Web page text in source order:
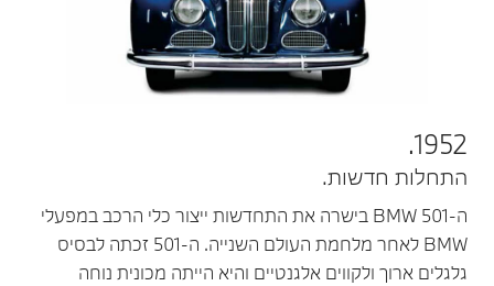
1952.
התחלות חדשות.
ה-BMW 501 בישרה את התחדשות ייצור כלי הרכב במפעלי
BMW לאחר מלחמת העולם השנייה. ה-501 זכתה לבסיס
גלגלים ארוך ולקווים אלגנטיים והיא הייתה מכונית נוחה